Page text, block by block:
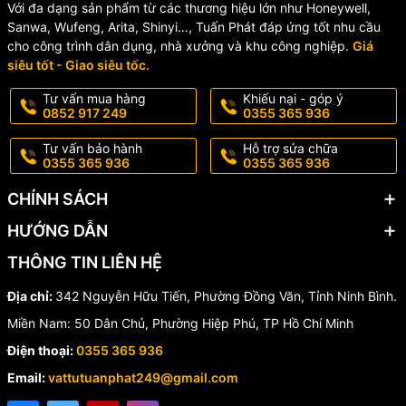
Với đa dạng sản phẩm từ các thương hiệu lớn như Honeywell,
Sanwa, Wufeng, Arita, Shinyi…, Tuấn Phát đáp ứng tốt nhu cầu
cho công trình dân dụng, nhà xưởng và khu công nghiệp. Giá
siêu tốt - Giao siêu tốc.
Tư vấn mua hàng
0852 917 249
Khiếu nại - góp ý
0355 365 936
Tư vấn bảo hành
0355 365 936
Hỗ trợ sửa chữa
0355 365 936
CHÍNH SÁCH
HƯỚNG DẪN
THÔNG TIN LIÊN HỆ
Địa chỉ: 342 Nguyễn Hữu Tiến, Phường Đồng Văn, Tỉnh Ninh Bình.
Miền Nam: 50 Dân Chủ, Phường Hiệp Phú, TP Hồ Chí Minh
Điện thoại:0355 365 936
Email:vattutuanphat249@gmail.com